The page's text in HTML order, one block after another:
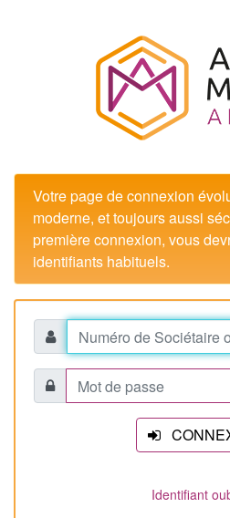
Votre page de connexion
moderne, et toujours aussi
première connexion, vous
identifiants habituels.
Identifiant